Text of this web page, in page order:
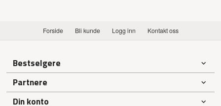
Forside Bli kunde Logg inn Kontakt oss
Bestselgere
Partnere
Din konto